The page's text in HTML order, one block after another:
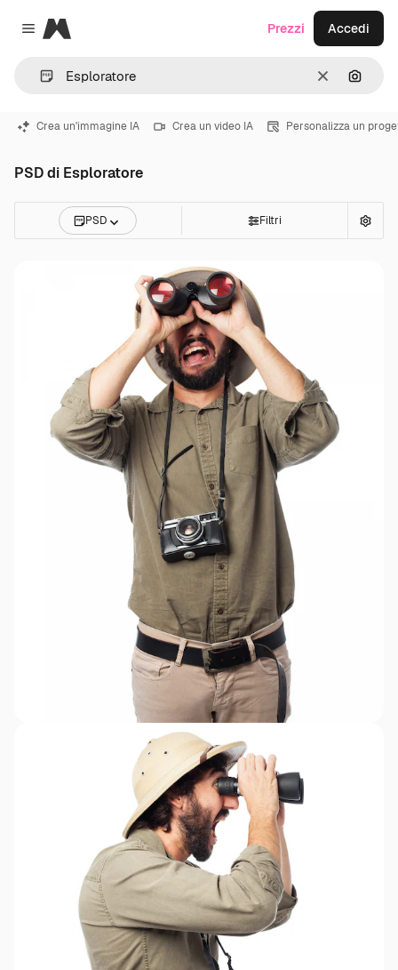
Close menu
Magnific
CancellaCerca
Prezzi Accedi
Crea un'immagine IA Crea un video IA Personalizza un
PSD di Esploratore
PSD Filtri